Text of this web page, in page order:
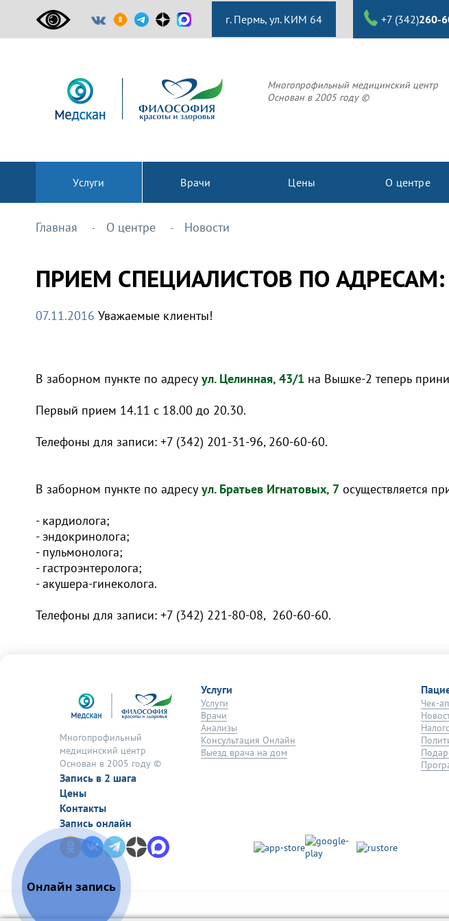
г. Пермь, ул. КИМ 64 +7 (342)260-
Многопрофильный медицинский центр
Основан в 2005 году ©
Услуги Врачи Цены О центре
Главная О центре Новости
ПРИЕМ СПЕЦИАЛИСТОВ ПО
07.11.2016 Уважаемые клиенты!
В заборном пункте по адресу ул. Целинная, 43/1 на Вышке-2 теперь
Первый прием 14.11 с 18.00 до 20.30.
Телефоны для записи: +7 (342) 201-31-96, 260-60-60.
В заборном пункте по адресу ул. Братьев Игнатовых, 7 осуществляется
- кардиолога;
- эндокринолога;
- пульмонолога;
- гастроэнтеролога;
- акушера-гинеколога.
Телефоны для записи: +7 (342) 221-80-08, 260-60-60.
Многопрофильный
медицинский центр
Основан в 2005 году ©
Запись в 2 шага
Цены
Контакты
Запись онлайн
Услуги
Услуги
Врачи
Анализы
Консультация Онлайн
Выезд врача на дом
Чек-ап